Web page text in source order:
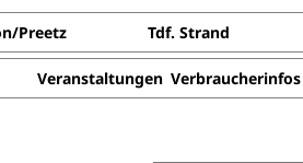
Preetz Tdf. Strand
Veranstaltungen Verbraucherinfos